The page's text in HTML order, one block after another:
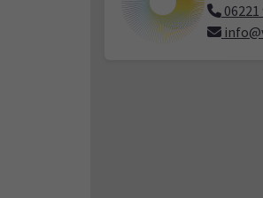
06221